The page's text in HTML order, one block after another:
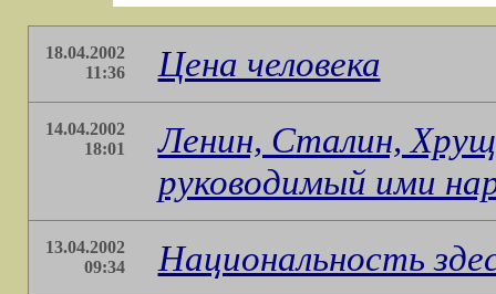
18.04.2002
11:36
Цена человека
14.04.2002
18:01
Ленин, Сталин,
руководимый ими
13.04.2002
09:34
Национальность